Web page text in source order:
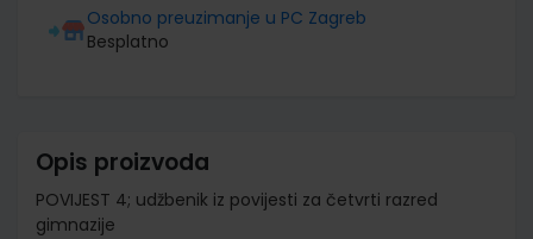
Osobno preuzimanje u PC Zagreb
Besplatno
Opis proizvoda
POVIJEST 4; udžbenik iz povijesti za četvrti razred
gimnazije